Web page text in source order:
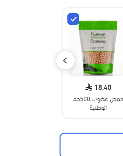
18.40
حمص عضوي 500جم
الوطنية
+